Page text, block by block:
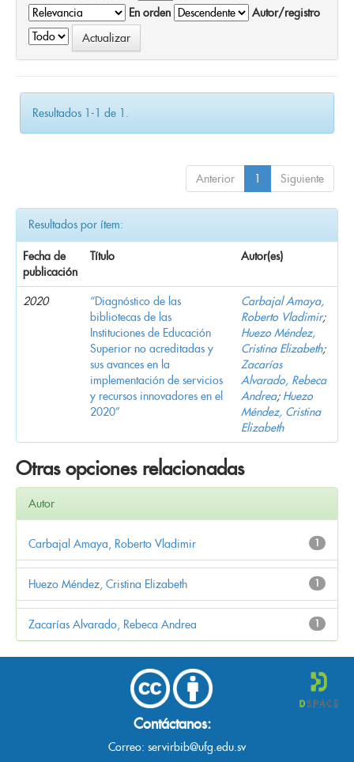
En orden
Autor/registro
Resultados 1-1 de 1.
Anterior 1 Siguiente
Resultados por ítem:
Fecha de
publicación
Título Autor(es)
2020
“Diagnóstico de las
bibliotecas de las
Instituciones de Educación
Superior no acreditadas y
sus avances en la
implementación de servicios
y recursos innovadores en el
2020”
Carbajal Amaya,
Roberto Vladimir;
Huezo Méndez,
Cristina Elizabeth;
Zacarías
Alvarado, Rebeca
Andrea; Huezo
Méndez, Cristina
Elizabeth
Otras opciones relacionadas
Autor
1
Carbajal Amaya, Roberto Vladimir
1
Huezo Méndez, Cristina Elizabeth
1
Zacarías Alvarado, Rebeca Andrea
Contáctanos:
Correo: servirbib@ufg.edu.sv